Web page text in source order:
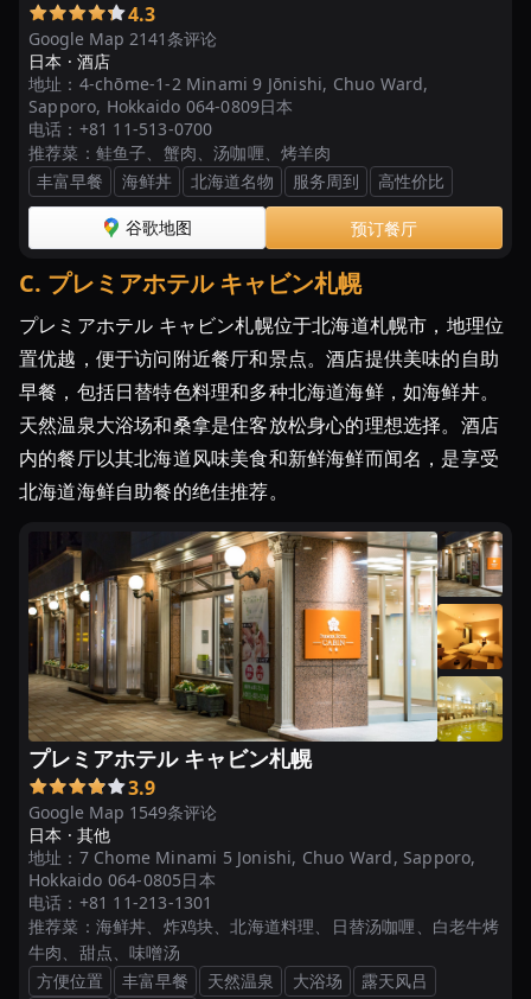
【2024
版
最
新
版】
海
道
で
お
い
し
い
が
味
わ
え
る
人
気
の
...
海
鮮
食
Google Map 2141条评论
4.3
日本 · 酒店
地址： 4-chōme-1-2 Minami 9 Jōnishi, Chuo Ward,
Sapporo, Hokkaido 064-0809日本
电话： +81 11-513-0700
推荐菜： 鲑鱼子、蟹肉、汤咖喱、烤羊肉
丰富早餐
海鲜丼 北海道名物 服务周到 高性价比
谷歌地图 预订餐厅
C. プレミアホテル キャビン札幌
プレミアホテル キャビン札幌位于北海道札幌市，地理位
置优越，便于访问附近餐厅和景点。酒店提供美味的自助
早餐，包括日替特色料理和多种北海道海鲜，如海鲜丼。
天然温泉大浴场和桑拿是住客放松身心的理想选择。酒店
内的餐厅以其北海道风味美食和新鲜海鲜而闻名，是享受
北海道海鲜自助餐的绝佳推荐。
プレミアホテル キャビン札幌
Google Map 1549条评论
3.9
日本 · 其他
地址： 7 Chome Minami 5 Jonishi, Chuo Ward, Sapporo,
Hokkaido 064-0805日本
电话： +81 11-213-1301
推荐菜： 海鲜丼、炸鸡块、北海道料理、日替汤咖喱、白老牛烤
牛肉、甜点、味噌汤
方便位置
丰富早餐 天然温泉 大浴场 露天风吕